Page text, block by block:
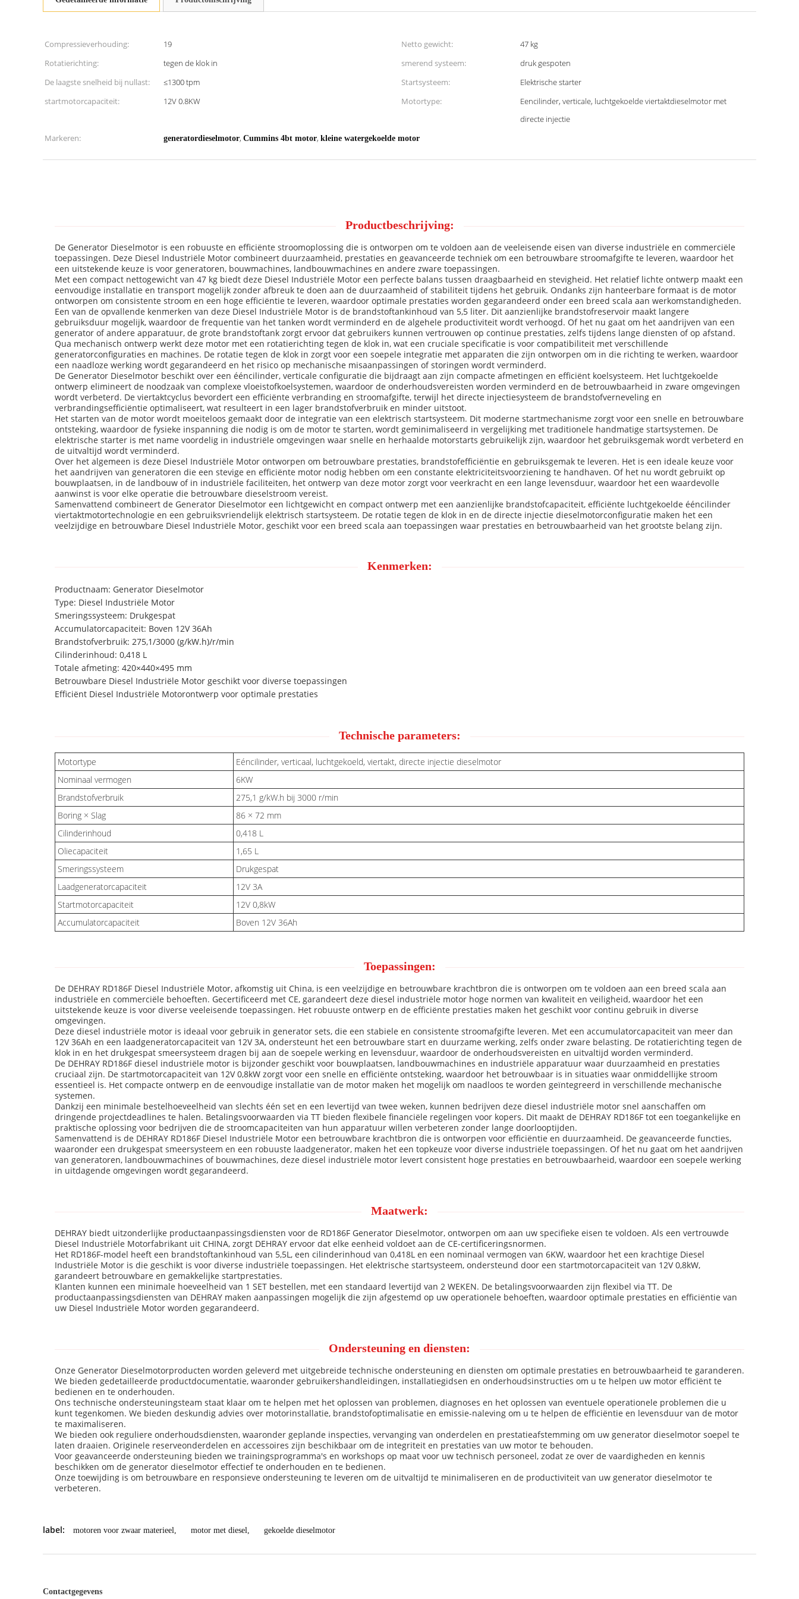
Compressieverhouding: 19 Netto gewicht:
47 kg
Rotatierichting:
tegen de klok in smerend systeem:
druk gespoten
De laagste snelheid bij nullast:
≤1300 tpm Startsysteem:
Elektrische starter
startmotorcapaciteit:
12V 0.8KW Motortype:
Eencilinder, verticale, luchtgekoelde viertaktdieselmotor met
directe injectie
Markeren:
generatordieselmotor, Cummins 4bt motor, kleine watergekoelde motor
Productbeschrijving:
De Generator Dieselmotor is een robuuste en efficiënte stroomoplossing die is ontworpen om te voldoen aan de veeleisende eisen van diverse industriële en commerciële
toepassingen. Deze Diesel Industriële Motor combineert duurzaamheid, prestaties en geavanceerde techniek om een betrouwbare stroomafgifte te leveren, waardoor het
een uitstekende keuze is voor generatoren, bouwmachines, landbouwmachines en andere zware toepassingen.
Met een compact nettogewicht van 47 kg biedt deze Diesel Industriële Motor een perfecte balans tussen draagbaarheid en stevigheid. Het relatief lichte ontwerp maakt een
eenvoudige installatie en transport mogelijk zonder afbreuk te doen aan de duurzaamheid of stabiliteit tijdens het gebruik. Ondanks zijn hanteerbare formaat is de motor
ontworpen om consistente stroom en een hoge efficiëntie te leveren, waardoor optimale prestaties worden gegarandeerd onder een breed scala aan werkomstandigheden.
Een van de opvallende kenmerken van deze Diesel Industriële Motor is de brandstoftankinhoud van 5,5 liter. Dit aanzienlijke brandstofreservoir maakt langere
gebruiksduur mogelijk, waardoor de frequentie van het tanken wordt verminderd en de algehele productiviteit wordt verhoogd. Of het nu gaat om het aandrijven van een
generator of andere apparatuur, de grote brandstoftank zorgt ervoor dat gebruikers kunnen vertrouwen op continue prestaties, zelfs tijdens lange diensten of op afstand.
Qua mechanisch ontwerp werkt deze motor met een rotatierichting tegen de klok in, wat een cruciale specificatie is voor compatibiliteit met verschillende
generatorconfiguraties en machines. De rotatie tegen de klok in zorgt voor een soepele integratie met apparaten die zijn ontworpen om in die richting te werken, waardoor
een naadloze werking wordt gegarandeerd en het risico op mechanische misaanpassingen of storingen wordt verminderd.
De Generator Dieselmotor beschikt over een ééncilinder, verticale configuratie die bijdraagt aan zijn compacte afmetingen en efficiënt koelsysteem. Het luchtgekoelde
ontwerp elimineert de noodzaak van complexe vloeistofkoelsystemen, waardoor de onderhoudsvereisten worden verminderd en de betrouwbaarheid in zware omgevingen
wordt verbeterd. De viertaktcyclus bevordert een efficiënte verbranding en stroomafgifte, terwijl het directe injectiesysteem de brandstofverneveling en
verbrandingsefficiëntie optimaliseert, wat resulteert in een lager brandstofverbruik en minder uitstoot.
Het starten van de motor wordt moeiteloos gemaakt door de integratie van een elektrisch startsysteem. Dit moderne startmechanisme zorgt voor een snelle en betrouwbare
ontsteking, waardoor de fysieke inspanning die nodig is om de motor te starten, wordt geminimaliseerd in vergelijking met traditionele handmatige startsystemen. De
elektrische starter is met name voordelig in industriële omgevingen waar snelle en herhaalde motorstarts gebruikelijk zijn, waardoor het gebruiksgemak wordt verbeterd en
de uitvaltijd wordt verminderd.
Over het algemeen is deze Diesel Industriële Motor ontworpen om betrouwbare prestaties, brandstofefficiëntie en gebruiksgemak te leveren. Het is een ideale keuze voor
het aandrijven van generatoren die een stevige en efficiënte motor nodig hebben om een constante elektriciteitsvoorziening te handhaven. Of het nu wordt gebruikt op
bouwplaatsen, in de landbouw of in industriële faciliteiten, het ontwerp van deze motor zorgt voor veerkracht en een lange levensduur, waardoor het een waardevolle
aanwinst is voor elke operatie die betrouwbare dieselstroom vereist.
Samenvattend combineert de Generator Dieselmotor een lichtgewicht en compact ontwerp met een aanzienlijke brandstofcapaciteit, efficiënte luchtgekoelde ééncilinder
viertaktmotortechnologie en een gebruiksvriendelijk elektrisch startsysteem. De rotatie tegen de klok in en de directe injectie dieselmotorconfiguratie maken het een
veelzijdige en betrouwbare Diesel Industriële Motor, geschikt voor een breed scala aan toepassingen waar prestaties en betrouwbaarheid van het grootste belang zijn.
Kenmerken:
Productnaam: Generator Dieselmotor
Type: Diesel Industriële Motor
Smeringssysteem: Drukgespat
Accumulatorcapaciteit: Boven 12V 36Ah
Brandstofverbruik: 275,1/3000 (g/kW.h)/r/min
Cilinderinhoud: 0,418 L
Totale afmeting: 420×440×495 mm
Betrouwbare Diesel Industriële Motor geschikt voor diverse toepassingen
Efficiënt Diesel Industriële Motorontwerp voor optimale prestaties
Technische parameters:
Motortype
Eéncilinder, verticaal, luchtgekoeld, viertakt, directe injectie dieselmotor
Nominaal vermogen
6KW
Brandstofverbruik
275,1 g/kW.h bij 3000 r/min
Boring × Slag
86 × 72 mm
Cilinderinhoud
0,418 L
Oliecapaciteit
1,65 L
Smeringssysteem
Drukgespat
Laadgeneratorcapaciteit
12V 3A
Startmotorcapaciteit
12V 0,8kW
Accumulatorcapaciteit
Boven 12V 36Ah
Toepassingen:
De DEHRAY RD186F Diesel Industriële Motor, afkomstig uit China, is een veelzijdige en betrouwbare krachtbron die is ontworpen om te voldoen aan een breed scala aan
industriële en commerciële behoeften. Gecertificeerd met CE, garandeert deze diesel industriële motor hoge normen van kwaliteit en veiligheid, waardoor het een
uitstekende keuze is voor diverse veeleisende toepassingen. Het robuuste ontwerp en de efficiënte prestaties maken het geschikt voor continu gebruik in diverse
omgevingen.
Deze diesel industriële motor is ideaal voor gebruik in generator sets, die een stabiele en consistente stroomafgifte leveren. Met een accumulatorcapaciteit van meer dan
12V 36Ah en een laadgeneratorcapaciteit van 12V 3A, ondersteunt het een betrouwbare start en duurzame werking, zelfs onder zware belasting. De rotatierichting tegen de
klok in en het drukgespat smeersysteem dragen bij aan de soepele werking en levensduur, waardoor de onderhoudsvereisten en uitvaltijd worden verminderd.
De DEHRAY RD186F diesel industriële motor is bijzonder geschikt voor bouwplaatsen, landbouwmachines en industriële apparatuur waar duurzaamheid en prestaties
cruciaal zijn. De startmotorcapaciteit van 12V 0,8kW zorgt voor een snelle en efficiënte ontsteking, waardoor het betrouwbaar is in situaties waar onmiddellijke stroom
essentieel is. Het compacte ontwerp en de eenvoudige installatie van de motor maken het mogelijk om naadloos te worden geïntegreerd in verschillende mechanische
systemen.
Dankzij een minimale bestelhoeveelheid van slechts één set en een levertijd van twee weken, kunnen bedrijven deze diesel industriële motor snel aanschaffen om
dringende projectdeadlines te halen. Betalingsvoorwaarden via TT bieden flexibele financiële regelingen voor kopers. Dit maakt de DEHRAY RD186F tot een toegankelijke en
praktische oplossing voor bedrijven die de stroomcapaciteiten van hun apparatuur willen verbeteren zonder lange doorlooptijden.
Samenvattend is de DEHRAY RD186F Diesel Industriële Motor een betrouwbare krachtbron die is ontworpen voor efficiëntie en duurzaamheid. De geavanceerde functies,
waaronder een drukgespat smeersysteem en een robuuste laadgenerator, maken het een topkeuze voor diverse industriële toepassingen. Of het nu gaat om het aandrijven
van generatoren, landbouwmachines of bouwmachines, deze diesel industriële motor levert consistent hoge prestaties en betrouwbaarheid, waardoor een soepele werking
in uitdagende omgevingen wordt gegarandeerd.
Maatwerk:
DEHRAY biedt uitzonderlijke productaanpassingsdiensten voor de RD186F Generator Dieselmotor, ontworpen om aan uw specifieke eisen te voldoen. Als een vertrouwde
Diesel Industriële Motorfabrikant uit CHINA, zorgt DEHRAY ervoor dat elke eenheid voldoet aan de CE-certificeringsnormen.
Het RD186F-model heeft een brandstoftankinhoud van 5,5L, een cilinderinhoud van 0,418L en een nominaal vermogen van 6KW, waardoor het een krachtige Diesel
Industriële Motor is die geschikt is voor diverse industriële toepassingen. Het elektrische startsysteem, ondersteund door een startmotorcapaciteit van 12V 0,8kW,
garandeert betrouwbare en gemakkelijke startprestaties.
Klanten kunnen een minimale hoeveelheid van 1 SET bestellen, met een standaard levertijd van 2 WEKEN. De betalingsvoorwaarden zijn flexibel via TT. De
productaanpassingsdiensten van DEHRAY maken aanpassingen mogelijk die zijn afgestemd op uw operationele behoeften, waardoor optimale prestaties en efficiëntie van
uw Diesel Industriële Motor worden gegarandeerd.
Ondersteuning en diensten:
Onze Generator Dieselmotorproducten worden geleverd met uitgebreide technische ondersteuning en diensten om optimale prestaties en betrouwbaarheid te garanderen.
We bieden gedetailleerde productdocumentatie, waaronder gebruikershandleidingen, installatiegidsen en onderhoudsinstructies om u te helpen uw motor efficiënt te
bedienen en te onderhouden.
Ons technische ondersteuningsteam staat klaar om te helpen met het oplossen van problemen, diagnoses en het oplossen van eventuele operationele problemen die u
kunt tegenkomen. We bieden deskundig advies over motorinstallatie, brandstofoptimalisatie en emissie-naleving om u te helpen de efficiëntie en levensduur van de motor
te maximaliseren.
We bieden ook reguliere onderhoudsdiensten, waaronder geplande inspecties, vervanging van onderdelen en prestatieafstemming om uw generator dieselmotor soepel te
laten draaien. Originele reserveonderdelen en accessoires zijn beschikbaar om de integriteit en prestaties van uw motor te behouden.
Voor geavanceerde ondersteuning bieden we trainingsprogramma's en workshops op maat voor uw technisch personeel, zodat ze over de vaardigheden en kennis
beschikken om de generator dieselmotor effectief te onderhouden en te bedienen.
Onze toewijding is om betrouwbare en responsieve ondersteuning te leveren om de uitvaltijd te minimaliseren en de productiviteit van uw generator dieselmotor te
verbeteren.
label: motoren voor zwaar materieel, motor met diesel, gekoelde dieselmotor
Contactgegevens